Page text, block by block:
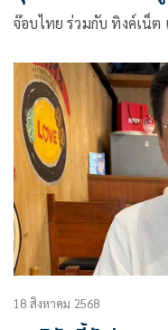
พยาบาลกำแพงเ
จ๊อบไทย ร่วมกับ ทิงค์เน็ต
18 สิงหาคม 2568